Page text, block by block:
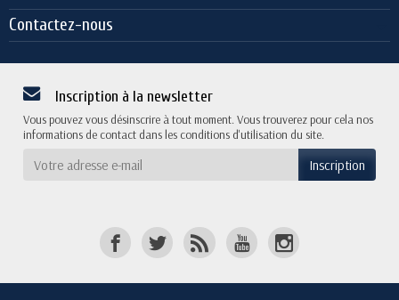
Contactez-nous
Inscription à la newsletter
Vous pouvez vous désinscrire à tout moment. Vous trouverez pour cela nos
informations de contact dans les conditions d'utilisation du site.